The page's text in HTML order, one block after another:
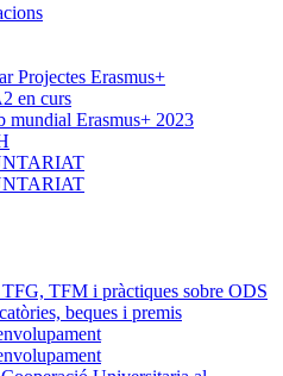
Projectes Erasmus+
en curs
mundial Erasmus+ 2023
TFM i pràctiques sobre ODS
beques i premis